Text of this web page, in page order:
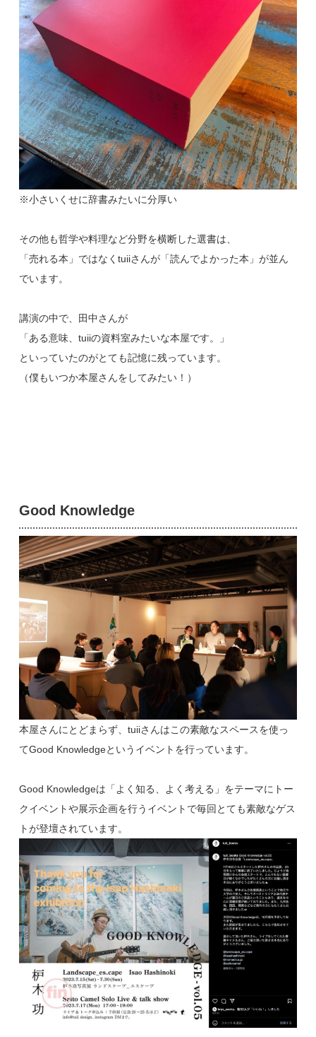
※小さいくせに辞書みたいに分厚い
その他も哲学や料理など分野を横断した選書は、
「売れる本」ではなくtuiiさんが「読んでよかった本」が並ん
でいます。
講演の中で、田中さんが
「ある意味、tuiiの資料室みたいな本屋です。」
といっていたのがとても記憶に残っています。
（僕もいつか本屋さんをしてみたい！）
Good Knowledge
本屋さんにとどまらず、tuiiさんはこの素敵なスペースを使っ
てGood Knowledgeというイベントを行っています。
Good Knowledgeは「よく知る、よく考える」をテーマにトー
クイベントや展示企画を行うイベントで毎回とても素敵なゲス
トが登壇されています。